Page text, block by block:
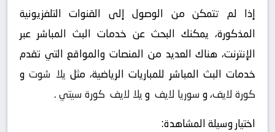
إذا لم تتمكن من الوصول إلى القنوات التلفزيونية
المذكورة، يمكنك البحث عن خدمات البث المباشر عبر
الإنترنت، هناك العديد من المنصات والمواقع التي تقدم
خدمات البث المباشر للمباريات الرياضية، مثل يلا شوتو
كورة لايف، وسوريا لايف ويلا لايف كورة سيتي.
اختيار وسيلة المشاهدة: